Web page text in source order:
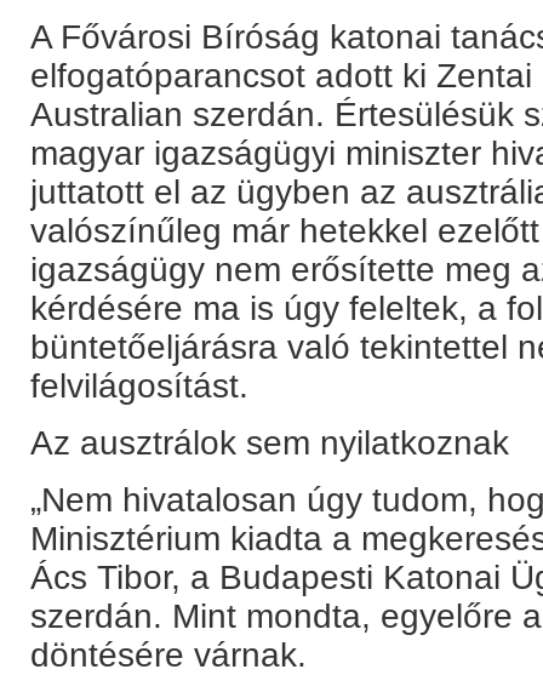
A Fővárosi Bíróság katonai
elfogatóparancsot adott ki
Australian szerdán. Értesülésük
magyar igazságügyi miniszter
juttatott el az ügyben az
valószínűleg már hetekkel
igazságügy nem erősítette meg
kérdésére ma is úgy feleltek, a
büntetőeljárásra való tekintettel
felvilágosítást.
Az ausztrálok sem nyilatkoznak
„Nem hivatalosan úgy tudom,
Minisztérium kiadta a
Ács Tibor, a Budapesti Katonai
szerdán. Mint mondta, egyelőre
döntésére várnak.